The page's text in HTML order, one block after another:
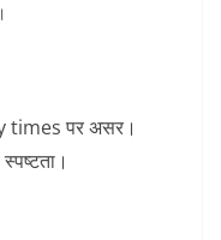
times पर असर।